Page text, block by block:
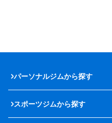
パーソナルジムから探す
スポーツジムから探す